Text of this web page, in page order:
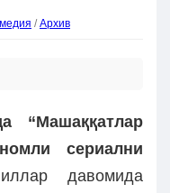
/Архив
“Машаққатлар
номли сериални
давомида